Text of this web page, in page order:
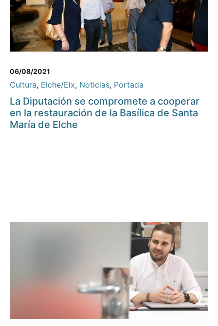
06/08/2021
Cultura, Elche/Elx, Noticias, Portada
La Diputación se compromete a cooperar
en la restauración de la Basílica de Santa
María de Elche